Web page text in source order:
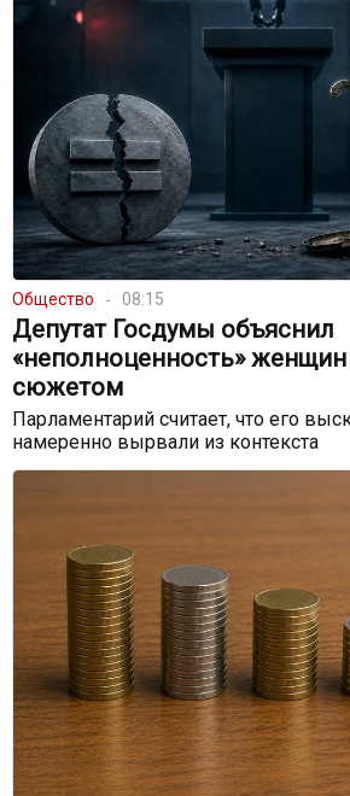
Общество 08:15
Депутат Госдумы объяснил
«неполноценность»
сюжетом
Парламентарий считает, что его
намеренно вырвали из контекста